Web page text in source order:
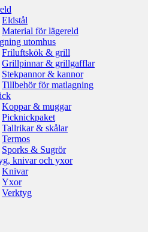
Eldstål
Material för lägereld
utomhus
Friluftskök & grill
Grillpinnar & grillgafflar
Stekpannor & kannor
Tillbehör för matlagning
Koppar & muggar
Picknickpaket
Tallrikar & skålar
Termos
Sporks & Sugrör
knivar och yxor
Knivar
Yxor
Verktyg